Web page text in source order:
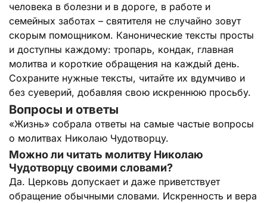
человека в болезни и в дороге, в работе и
семейных заботах – святителя не случайно зовут
скорым помощником. Канонические тексты просты
и доступны каждому: тропарь, кондак, главная
молитва и короткие обращения на каждый день.
Сохраните нужные тексты, читайте их вдумчиво и
без суеверий, добавляя свою искреннюю просьбу.
Вопросы и ответы
«Жизнь» собрала ответы на самые частые вопросы
о молитвах Николаю Чудотворцу.
Можно ли читать молитву Николаю
Чудотворцу своими словами?
Да. Церковь допускает и даже приветствует
обращение обычными словами. Искренность и вера